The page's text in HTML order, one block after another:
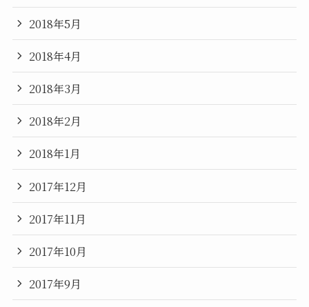
2018年5月
2018年4月
2018年3月
2018年2月
2018年1月
2017年12月
2017年11月
2017年10月
2017年9月